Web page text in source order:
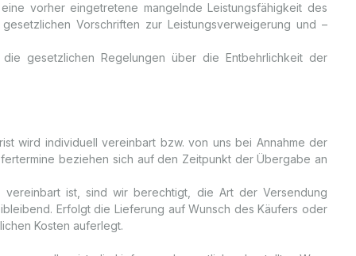
vorher eingetretene mangelnde Leistungsfähigkeit des
Vorschriften zur Leistungsverweigerung und –
gesetzlichen Regelungen über die Entbehrlichkeit der
wird individuell vereinbart bzw. von uns bei Annahme der
beziehen sich auf den Zeitpunkt der Übergabe an
ist, sind wir berechtigt, die Art der Versendung
Erfolgt die Lieferung auf Wunsch des Käufers oder
Kosten auferlegt.